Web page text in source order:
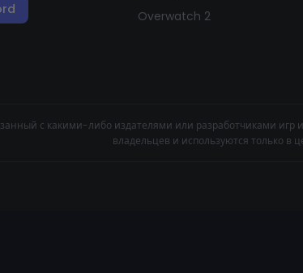
Overwatch 2
с какими-либо издателями или разработчиками
владельцев и используются только в